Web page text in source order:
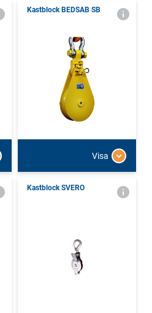
Kastblock BEDSAB SB
Visa
Kastblock SVERO